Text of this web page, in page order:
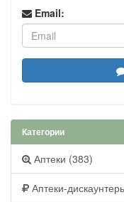
Email:
Категории
Аптеки (383)
Аптеки-